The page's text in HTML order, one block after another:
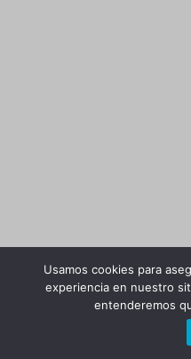
Usamos cookies para
experiencia en nuestro
entenderemos